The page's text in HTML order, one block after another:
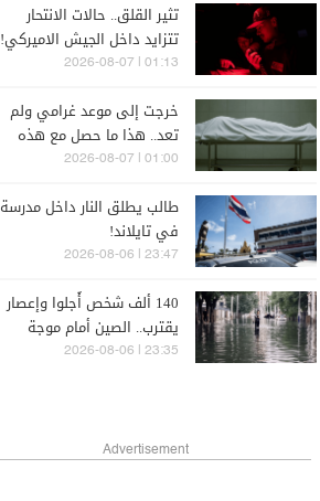
تثير القلق.. حالات الانتحار
تتزايد داخل الجيش الاميركي!
01:13 | 2026-08-07
خرجت إلى موعد غرامي ولم
تعد.. هذا ما حصل مع هذه
المرأة
01:00 | 2026-08-07
طالب يطلق النار داخل مدرسة
في تايلاند!
23:47 | 2026-08-06
140 ألف شخص أُجلوا وإعصار
يقترب.. الصين أمام موجة
طقس قاسية (صور)
23:35 | 2026-08-06
Advertisement